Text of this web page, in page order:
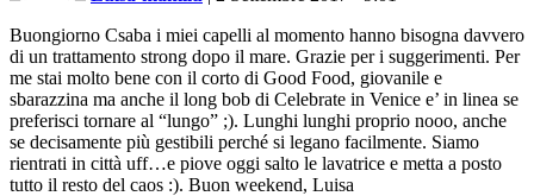
Buongiorno Csaba i miei capelli al momento hanno bisogna davvero
di un trattamento strong dopo il mare. Grazie per i suggerimenti. Per
me stai molto bene con il corto di Good Food, giovanile e
sbarazzina ma anche il long bob di Celebrate in Venice e’ in linea se
preferisci tornare al “lungo” ;). Lunghi lunghi proprio nooo, anche
se decisamente più gestibili perché si legano facilmente. Siamo
rientrati in città uff…e piove oggi salto le lavatrice e metta a posto
tutto il resto del caos :). Buon weekend, Luisa